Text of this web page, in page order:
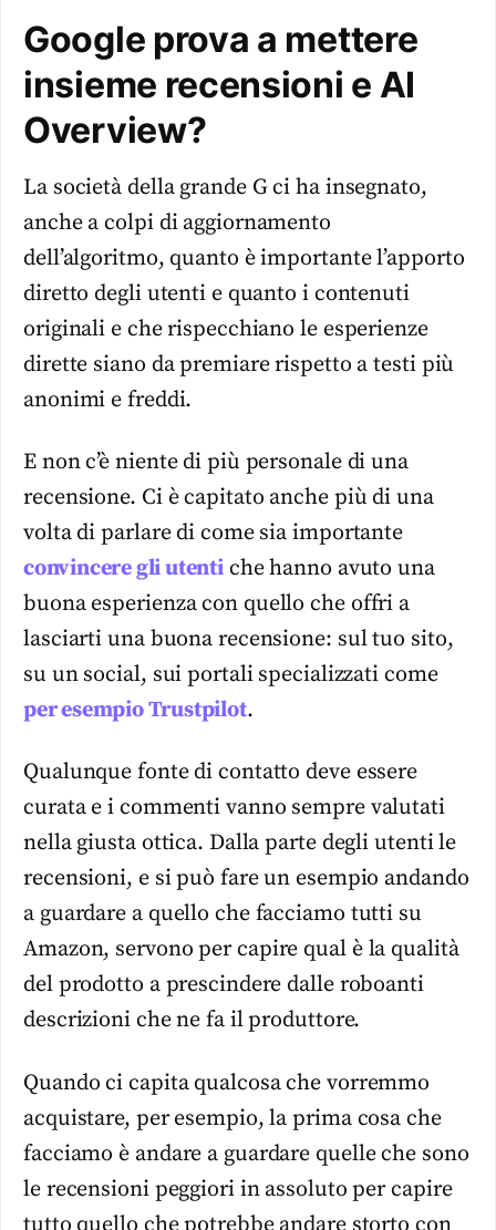
Google prova a mettere
insieme recensioni e AI
Overview?
La società della grande G ci ha insegnato,
anche a colpi di aggiornamento
dell’algoritmo, quanto è importante l’apporto
diretto degli utenti e quanto i contenuti
originali e che rispecchiano le esperienze
dirette siano da premiare rispetto a testi più
anonimi e freddi.
E non c’è niente di più personale di una
recensione. Ci è capitato anche più di una
volta di parlare di come sia importante
convincere gli utentiche hanno avuto una
buona esperienza con quello che offri a
lasciarti una buona recensione: sul tuo sito,
su un social, sui portali specializzati come
per esempio Trustpilot.
Qualunque fonte di contatto deve essere
curata e i commenti vanno sempre valutati
nella giusta ottica. Dalla parte degli utenti le
recensioni, e si può fare un esempio andando
a guardare a quello che facciamo tutti su
Amazon, servono per capire qual è la qualità
del prodotto a prescindere dalle roboanti
descrizioni che ne fa il produttore.
Quando ci capita qualcosa che vorremmo
acquistare, per esempio, la prima cosa che
facciamo è andare a guardare quelle che sono
le recensioni peggiori in assoluto per capire